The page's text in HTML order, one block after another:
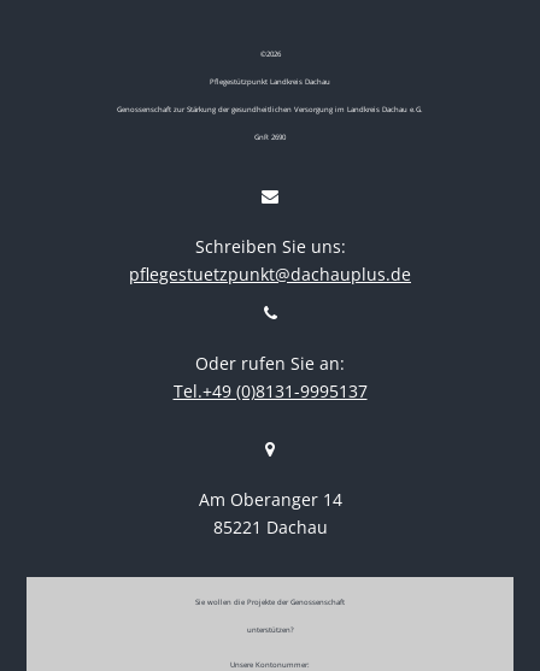
©2026
Pflegestützpunkt Landkreis Dachau
Genossenschaft zur Stärkung der gesundheitlichen Versorgung im Landkreis Dachau e.G.
GnR 2690
Schreiben Sie uns:
pflegestuetzpunkt@dachauplus.de
Oder rufen Sie an:
Tel.+49 (0)8131-9995137
Am Oberanger 14
85221 Dachau
Sie wollen die Projekte der Genossenschaft
unterstützen?
Unsere Kontonummer: